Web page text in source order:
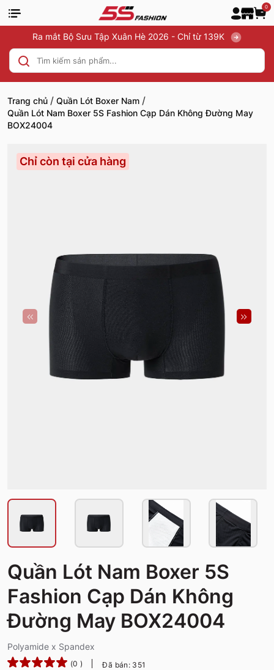
0
Ra mắt Bộ Sưu Tập Xuân Hè 2026 - Chỉ từ 139K
Trang chủ / Quần Lót Boxer Nam /
Quần Lót Nam Boxer 5S Fashion Cạp Dán Không Đường May
BOX24004
Chỉ còn tại cửa hàng
Quần Lót Nam Boxer 5S
Fashion Cạp Dán Không
Đường May BOX24004
Polyamide x Spandex
(0 ) Đã bán: 351